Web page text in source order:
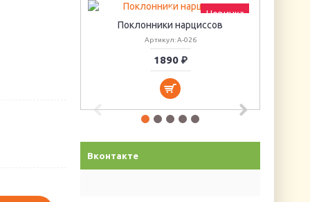
Новинка
Поклонники нарциссов
Артикул: А-026
1890 ₽
Вконтакте